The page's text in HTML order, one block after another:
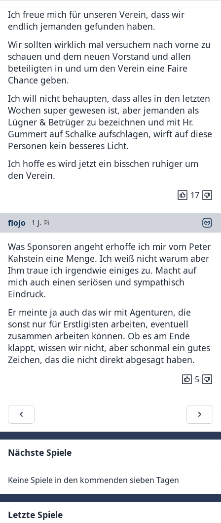
Ich freue mich für unseren Verein, dass wir
endlich jemanden gefunden haben.
Wir sollten wirklich mal versuchem nach vorne zu
schauen und dem neuen Vorstand und allen
beteiligten in und um den Verein eine Faire
Chance geben.
Ich will nicht behaupten, dass alles in den letzten
Wochen super gewesen ist, aber jemanden als
Lügner & Betrüger zu bezeichnen und mit Hr.
Gummert auf Schalke aufschlagen, wirft auf diese
Personen kein besseres Licht.
Ich hoffe es wird jetzt ein bisschen ruhiger um
den Verein.
17
flojo 1 J.
Was Sponsoren angeht erhoffe ich mir vom Peter
Kahstein eine Menge. Ich weiß nicht warum aber
Ihm traue ich irgendwie einiges zu. Macht auf
mich auch einen seriösen und sympathisch
Eindruck.
Er meinte ja auch das wir mit Agenturen, die
sonst nur für Erstligisten arbeiten, eventuell
zusammen arbeiten können. Ob es am Ende
klappt, wissen wir nicht, aber schonmal ein gutes
Zeichen, das die nicht direkt abgesagt haben.
5
Nächste Spiele
Keine Spiele in den kommenden sieben Tagen
Letzte Spiele